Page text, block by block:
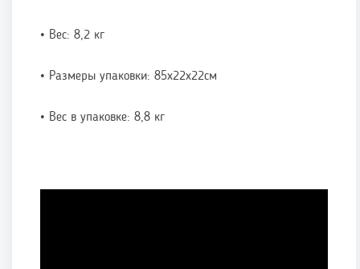
• Вес: 8,2 кг
• Размеры упаковки: 85х22х22см
• Вес в упаковке: 8,8 кг